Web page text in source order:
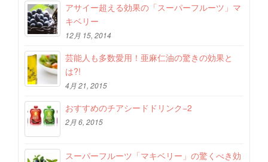
アサイー超える効果の「スーパーフルーツ」マ
キベリー
12月 15, 2014
芸能人も多数愛用！亜麻仁油の驚きの効果と
は?!
4月 21, 2015
おすすめのチアシードドリンク−2
2月 6, 2015
スーパーフルーツ「マキベリー」の驚くべき効